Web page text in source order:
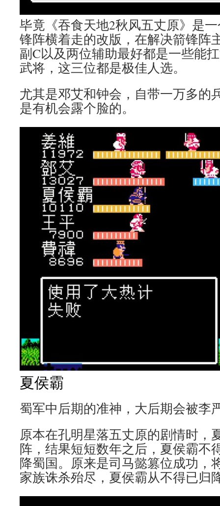
毕竟《吞食天地2秋风五丈原》是
锋阵横着走的改版，在解决箭锋阵
副C以及两位辅助最好都是一些能
武将，这三位都是极佳人选。
尤其是邓艾和钟会，自带一万多的
是有机会露个脸的。
夏侯霸
蜀军中后期的准神，大后期会被李
原本在孔明星落五丈原的剧情时，
阵，结果短短数年之后，夏侯霸不
降蜀国。原来是司马懿篡位成功，
家族诛杀殆尽，夏侯霸从不得已归